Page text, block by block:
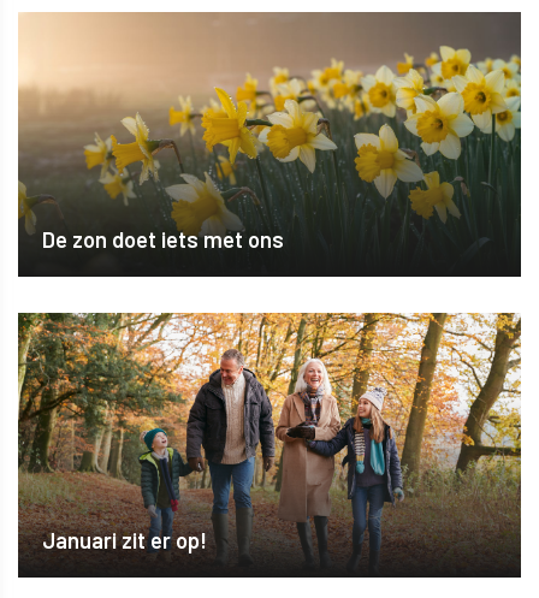
De zon doet iets met ons
Januari zit er op!